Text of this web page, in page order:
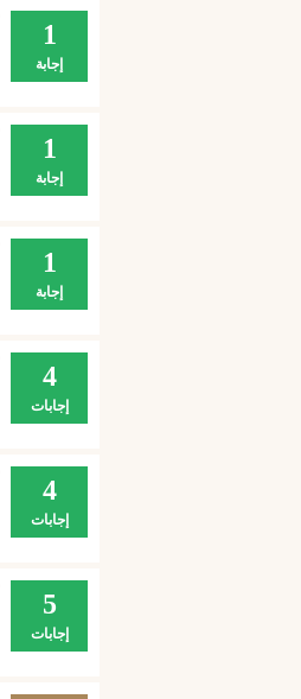
1
إجابة
1
إجابة
1
إجابة
4
إجابات
4
إجابات
5
إجابات